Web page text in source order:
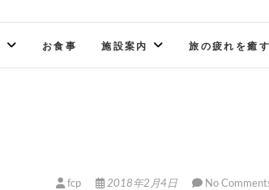
お食事 施設案内 旅の疲れを癒
fcp 2018年2月4日 No